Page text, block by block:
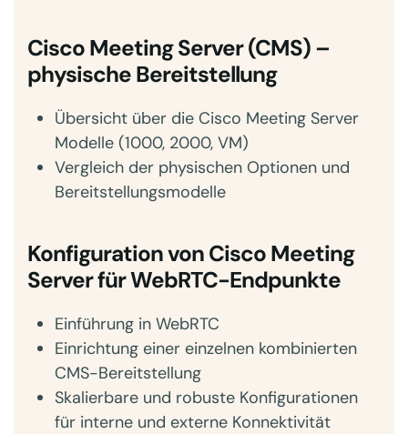
Cisco Meeting Server (CMS) –
physische Bereitstellung
Übersicht über die Cisco Meeting Server
Modelle (1000, 2000, VM)
Vergleich der physischen Optionen und
Bereitstellungsmodelle
Konfiguration von Cisco Meeting
Server für WebRTC-Endpunkte
Einführung in WebRTC
Einrichtung einer einzelnen kombinierten
CMS-Bereitstellung
Skalierbare und robuste Konfigurationen
für interne und externe Konnektivität